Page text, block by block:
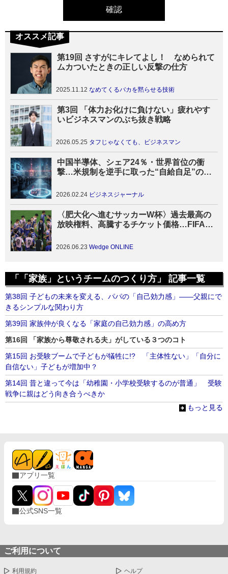
オススメ記事
第19回 さすがにキレてよし！ なめられて
ムカついたときの正しい反撃の仕方
2025.11.12 なめてくるバカを黙らせる技術
第3回 「体力お化けに負けない」疲れやす
いビジネスマンのぶち抜き戦略
2026.05.25 タフじゃなくても、ビジネスマン
中国半導体、シェア24％・世界首位の衝
撃…米規制を逆手に取った“自給自足”の猛
2026.02.24 ビジネスジャーナル
〈肥大化へ進むサッカーW杯〉過去最高の
放映権料、高騰するチケット価格…FIFAビ
2026.06.23 Wedge ONLINE
「「家族」というチームのつくり方」 記事一覧
第38回 子どもの未来を変える、パパの「自己効力感」――父親にで
きるシンプルな関わり方
第39回 家族仲が良くなる「家庭の自己効力感」の高め方
第16回 「家族から尊敬される夫」がしている３つのコト
第15回 お受験ブームで子どもが犠牲に!? 「主体性ない」「自分に
自信ない」子どもが増加中？
第14回 昔と違って今は「幼稚園・小学校受験するのが普通」 受験
戦争に親はどう向き合うべきか
もっと見る
アプリ一覧
公式SNS一覧
ご利用について
利用規約 ヘルプ